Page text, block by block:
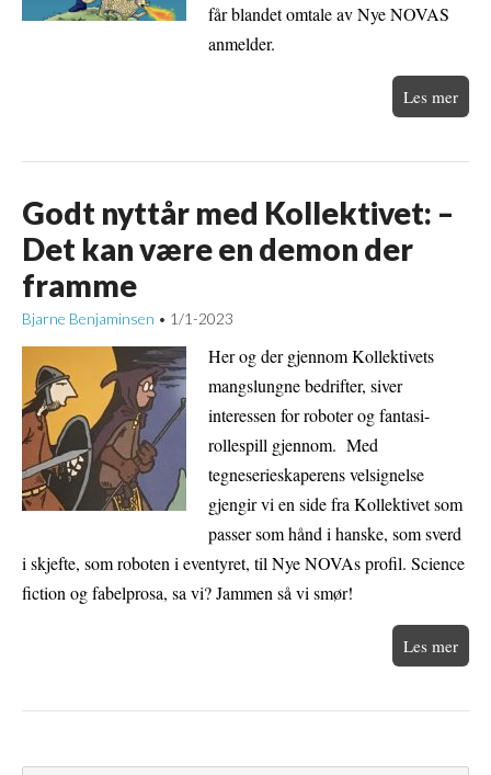
får blandet omtale av Nye NOVAS
anmelder.
Les mer
Godt nyttår med Kollektivet: –
Det kan være en demon der
framme
Bjarne Benjaminsen • 1/1-2023
Her og der gjennom Kollektivets
mangslungne bedrifter, siver
interessen for roboter og fantasi-
rollespill gjennom. Med
tegneserieskaperens velsignelse
gjengir vi en side fra Kollektivet som
passer som hånd i hanske, som sverd
i skjefte, som roboten i eventyret, til Nye NOVAs profil. Science
fiction og fabelprosa, sa vi? Jammen så vi smør!
Les mer